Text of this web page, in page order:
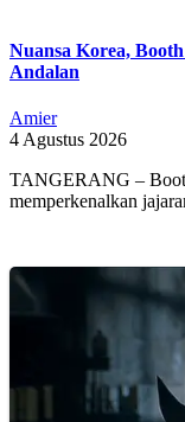
Nuansa Korea,
Andalan
Amier
4 Agustus 2026
TANGERANG –
memperkenalkan